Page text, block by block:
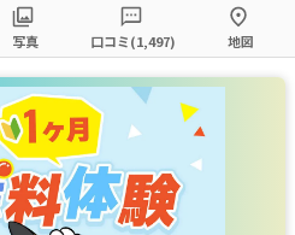
写真 口コミ(1,497) 地図